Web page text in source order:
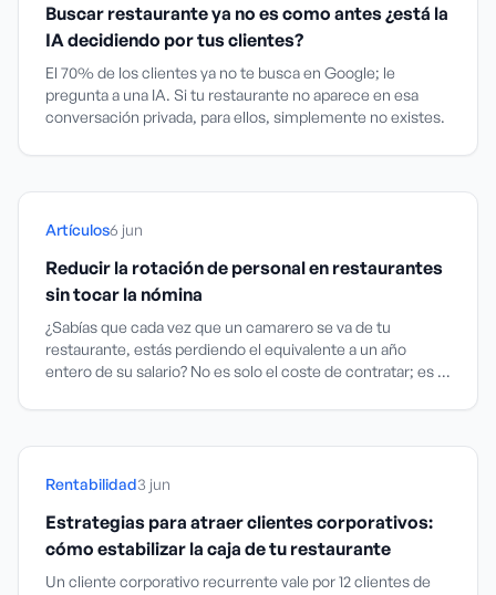
Buscar restaurante ya no es como antes ¿está la
IA decidiendo por tus clientes?
El 70% de los clientes ya no te busca en Google; le
pregunta a una IA. Si tu restaurante no aparece en esa
conversación privada, para ellos, simplemente no existes.
Artículos6 jun
Reducir la rotación de personal en restaurantes
sin tocar la nómina
¿Sabías que cada vez que un camarero se va de tu
restaurante, estás perdiendo el equivalente a un año
entero de su salario? No es solo el coste de contratar; es el
rentabilidad.
Rentabilidad3 jun
Estrategias para atraer clientes corporativos:
cómo estabilizar la caja de tu restaurante
Un cliente corporativo recurrente vale por 12 clientes de